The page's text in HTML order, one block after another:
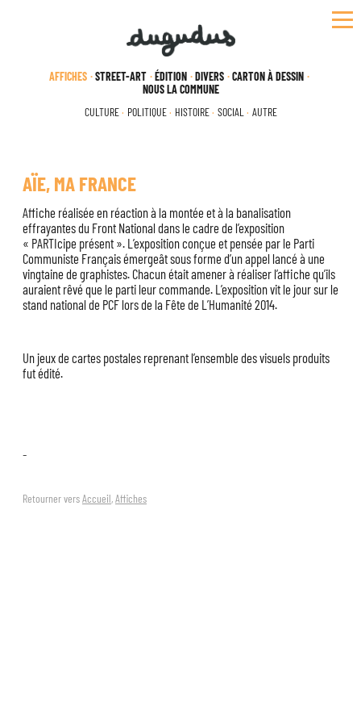
AÏE, MA FRANCE
Affiche réalisée en réaction à la montée et à la banalisation
effrayantes du Front National dans le cadre de l’exposition
« PARTIcipe présent ». L’exposition conçue et pensée par le Parti
Communiste Français émergeât sous forme d’un appel lancé à une
vingtaine de graphistes. Chacun était amener à réaliser l’affiche qu’ils
auraient rêvé que le parti leur commande. L’exposition vit le jour sur le
stand national de PCF lors de la Fête de L’Humanité 2014.
Un jeux de cartes postales reprenant l’ensemble des visuels produits
fut édité.
–
Retourner versAccueil,Affiches
AFFICHES STREET-ART ÉDITION DIVERS CARTON À DESSIN
NOUS LA COMMUNE
CULTURE
POLITIQUE HISTOIRE SOCIAL AUTRE